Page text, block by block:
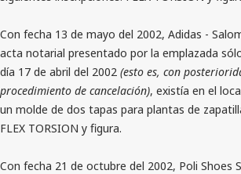
Con fecha 13 de mayo del 2002, Adidas -
acta notarial presentado por la emplazada
día 17 de abril del 2002 (esto es, con
procedimiento de cancelación), existía en el
un molde de dos tapas para plantas de
FLEX TORSION y figura.
Con fecha 21 de octubre del 2002, Poli Shoes